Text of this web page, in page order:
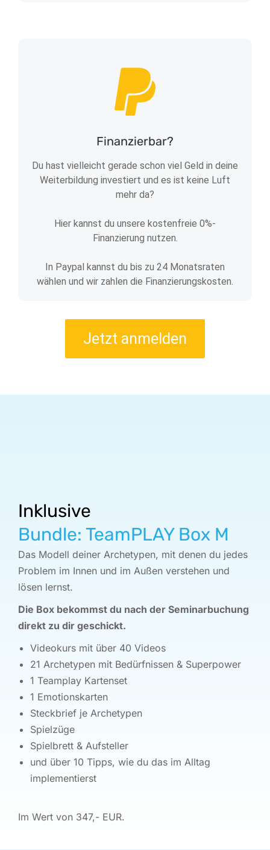
Finanzierbar?
Du hast vielleicht gerade schon viel Geld in deine
Weiterbildung investiert und es ist keine Luft
mehr da?
Hier kannst du unsere kostenfreie 0%-
Finanzierung nutzen.
In Paypal kannst du bis zu 24 Monatsraten
wählen und wir zahlen die Finanzierungskosten.
Jetzt anmelden
Inklusive
Bundle: TeamPLAY Box M
Das Modell deiner Archetypen, mit denen du jedes
Problem im Innen und im Außen verstehen und
lösen lernst.
Die Box bekommst du nach der Seminarbuchung
direkt zu dir geschickt.
Videokurs mit über 40 Videos
21 Archetypen mit Bedürfnissen & Superpower
1 Teamplay Kartenset
1 Emotionskarten
Steckbrief je Archetypen
Spielzüge
Spielbrett & Aufsteller
und über 10 Tipps, wie du das im Alltag
implementierst
Im Wert von 347,- EUR.